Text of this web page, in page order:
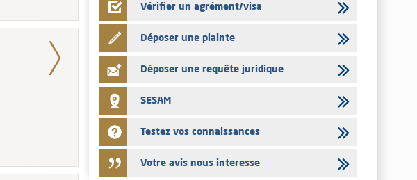
Vérifier un agrément/visa
Déposer une plainte
Déposer une requête juridique
SESAM
Testez vos connaissances
Votre avis nous interesse